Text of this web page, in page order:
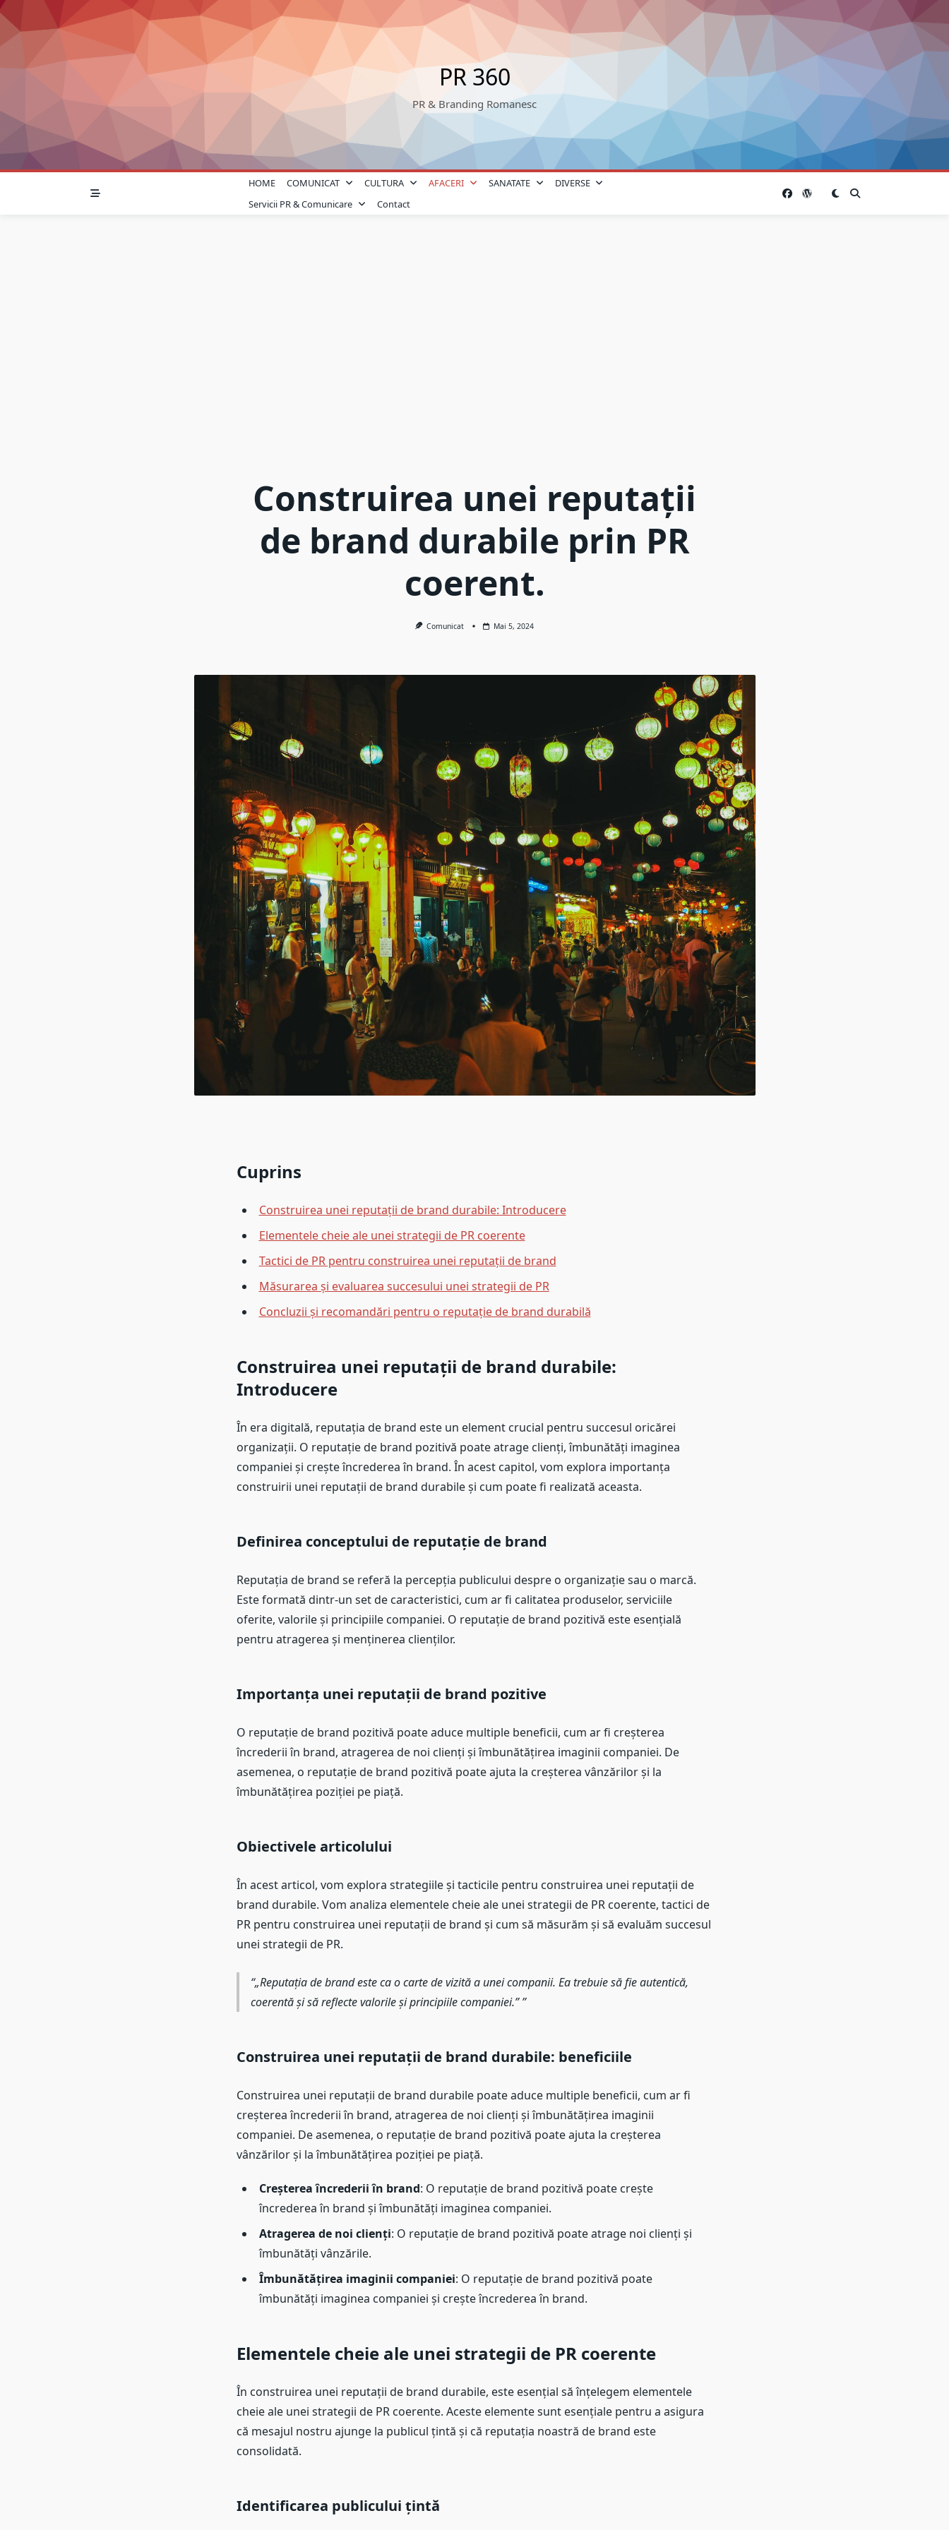
Skip
to
content
PR 360
PR & Branding Romanesc
HOME COMUNICAT CULTURA AFACERI SANATATE
DIVERSE
Servicii PR & Comunicare
Contact
Construirea unei reputații
de brand durabile prin PR
coerent.
Comunicat Mai 5, 2024
Cuprins
Construirea unei reputații de brand durabile: Introducere
Elementele cheie ale unei strategii de PR coerente
Tactici de PR pentru construirea unei reputații de brand
Măsurarea și evaluarea succesului unei strategii de PR
Concluzii și recomandări pentru o reputație de brand durabilă
Construirea unei reputații de brand durabile:
Introducere
În era digitală, reputația de brand este un element crucial pentru succesul oricărei
organizații. O reputație de brand pozitivă poate atrage clienți, îmbunătăți imaginea
companiei și crește încrederea în brand. În acest capitol, vom explora importanța
construirii unei reputații de brand durabile și cum poate fi realizată aceasta.
Definirea conceptului de reputație de brand
Reputația de brand se referă la percepția publicului despre o organizație sau o marcă.
Este formată dintr-un set de caracteristici, cum ar fi calitatea produselor, serviciile
oferite, valorile și principiile companiei. O reputație de brand pozitivă este esențială
pentru atragerea și menținerea clienților.
Importanța unei reputații de brand pozitive
O reputație de brand pozitivă poate aduce multiple beneficii, cum ar fi creșterea
încrederii în brand, atragerea de noi clienți și îmbunătățirea imaginii companiei. De
asemenea, o reputație de brand pozitivă poate ajuta la creșterea vânzărilor și la
îmbunătățirea poziției pe piață.
Obiectivele articolului
În acest articol, vom explora strategiile și tacticile pentru construirea unei reputații de
brand durabile. Vom analiza elementele cheie ale unei strategii de PR coerente, tactici de
PR pentru construirea unei reputații de brand și cum să măsurăm și să evaluăm succesul
unei strategii de PR.
„Reputația de brand este ca o carte de vizită a unei companii. Ea trebuie să fie autentică,
coerentă și să reflecte valorile și principiile companiei.”
Construirea unei reputații de brand durabile: beneficiile
Construirea unei reputații de brand durabile poate aduce multiple beneficii, cum ar fi
creșterea încrederii în brand, atragerea de noi clienți și îmbunătățirea imaginii
companiei. De asemenea, o reputație de brand pozitivă poate ajuta la creșterea
vânzărilor și la îmbunătățirea poziției pe piață.
Creșterea încrederii în brand: O reputație de brand pozitivă poate crește
încrederea în brand și îmbunătăți imaginea companiei.
Atragerea de noi clienți: O reputație de brand pozitivă poate atrage noi clienți și
îmbunătăți vânzările.
Îmbunătățirea imaginii companiei: O reputație de brand pozitivă poate
îmbunătăți imaginea companiei și crește încrederea în brand.
Elementele cheie ale unei strategii de PR coerente
În construirea unei reputații de brand durabile, este esențial să înțelegem elementele
cheie ale unei strategii de PR coerente. Aceste elemente sunt esențiale pentru a asigura
că mesajul nostru ajunge la publicul țintă și că reputația noastră de brand este
consolidată.
Identificarea publicului țintă